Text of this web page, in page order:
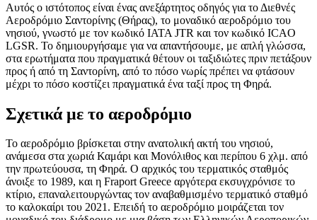
Αυτός ο ιστότοπος είναι ένας ανεξάρτητος οδηγός για το Διεθνές
Αεροδρόμιο Σαντορίνης (Θήρας), το μοναδικό αεροδρόμιο του
νησιού, γνωστό με τον κωδικό IATA JTR και τον κωδικό ICAO
LGSR. Το δημιουργήσαμε για να απαντήσουμε, με απλή γλώσσα,
στα ερωτήματα που πραγματικά θέτουν οι ταξιδιώτες πριν πετάξουν
προς ή από τη Σαντορίνη, από το πόσο νωρίς πρέπει να φτάσουν
μέχρι το πόσο κοστίζει πραγματικά ένα ταξί προς τη Φηρά.
Σχετικά με το αεροδρόμιο
Το αεροδρόμιο βρίσκεται στην ανατολική ακτή του νησιού,
ανάμεσα στα χωριά Καμάρι και Μονόλιθος και περίπου 6 χλμ. από
την πρωτεύουσα, τη Φηρά. Ο αρχικός του τερματικός σταθμός
άνοιξε το 1989, και η Fraport Greece αργότερα εκσυγχρόνισε το
κτίριο, επαναλειτουργώντας τον αναβαθμισμένο τερματικό σταθμό
το καλοκαίρι του 2021. Επειδή το αεροδρόμιο μοιράζεται τον